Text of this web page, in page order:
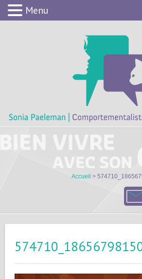
Accueil >
Menu